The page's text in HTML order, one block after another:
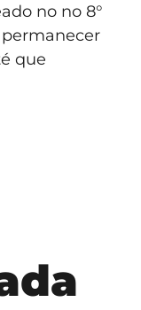
no no 8°
que